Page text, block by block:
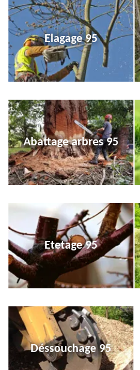
Elagage 95
Abattage arbres 95
Etetage 95
Déssouchage 95